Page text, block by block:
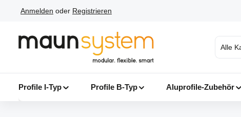
Hauptinhalt springen
Zur Suche springen
Zur Hauptnavigation springen
Anmelden oder Registrieren
Alle
Profile I-Typ Profile B-Typ Aluprofile-Zubehör